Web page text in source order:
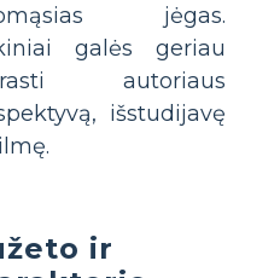
jėgas.
galės geriau
autoriaus
išstudijavę
ir